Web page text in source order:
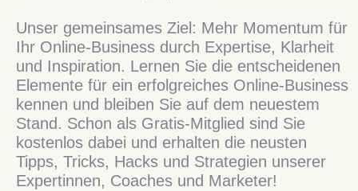
Unser gemeinsames Ziel: Mehr Momentum für
Ihr Online-Business durch Expertise, Klarheit
und Inspiration. Lernen Sie die entscheidenen
Elemente für ein erfolgreiches Online-Business
kennen und bleiben Sie auf dem neuestem
Stand. Schon als Gratis-Mitglied sind Sie
kostenlos dabei und erhalten die neusten
Tipps, Tricks, Hacks und Strategien unserer
Expertinnen, Coaches und Marketer!